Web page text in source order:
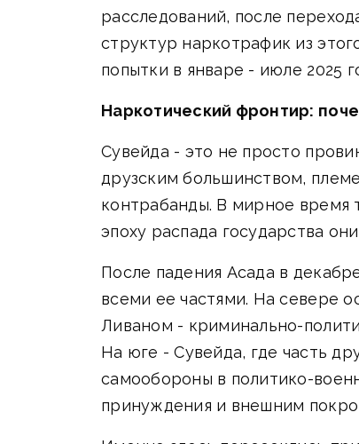
расследований, после
структур наркотрафик из
попытки в январе - июле 2025
Наркотический фронтир:
Сувейда - это не просто
друзским большинством,
контрабанды. В мирное время
эпоху распада государства
После падения Асада в
всеми ее частями. На севере
Ливаном - криминально-
На юге - Сувейда, где часть
самообороны в политико-
принуждения и внешним